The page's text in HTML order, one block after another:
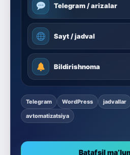
Telegram / arizalar
Sayt / jadval
Bildirishnoma
Telegram WordPress jadvallar
avtomatizatsiya
Batafsil